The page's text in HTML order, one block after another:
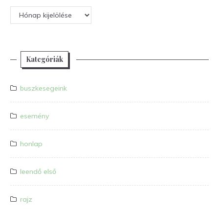
Archívum
Kategóriák
buszkesegeink
esemény
honlap
leendő első
rajz